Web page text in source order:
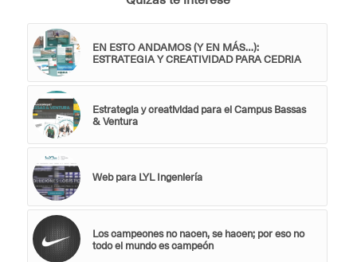
EN ESTO ANDAMOS (Y EN MÁS…):
ESTRATEGIA Y CREATIVIDAD PARA CEDRIA
Estrategia y creatividad para el Campus Bassas
& Ventura
Web para LYL Ingeniería
Los campeones no nacen, se hacen; por eso no
todo el mundo es campeón